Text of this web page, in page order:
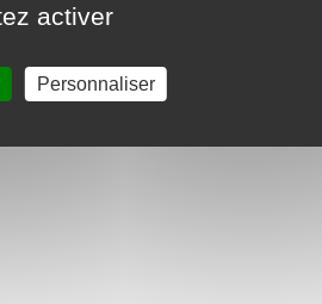
activer
Personnaliser